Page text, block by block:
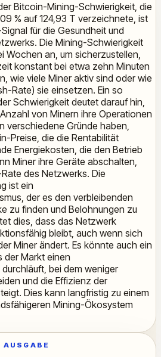
Bitcoin-Mining-Schwierigkeit, die
% auf 124,93 T verzeichnete, ist
für die Gesundheit und
Die Mining-Schwierigkeit
Wochen an, um sicherzustellen,
konstant bei etwa zehn Minuten
wie viele Miner aktiv sind oder wie
Rate) sie einsetzen. Ein so
Schwierigkeit deutet darauf hin,
von Minern ihre Operationen
verschiedene Gründe haben,
Preise, die die Rentabilität
Energiekosten, die den Betrieb
Miner ihre Geräte abschalten,
des Netzwerks. Die
ist ein
der es den verbleibenden
zu finden und Belohnungen zu
dies, dass das Netzwerk
bleibt, auch wenn sich
Miner ändert. Es könnte auch ein
der Markt einen
bei dem weniger
und die Effizienz der
Dies kann langfristig zu einem
Mining-Ökosystem
AUSGABE